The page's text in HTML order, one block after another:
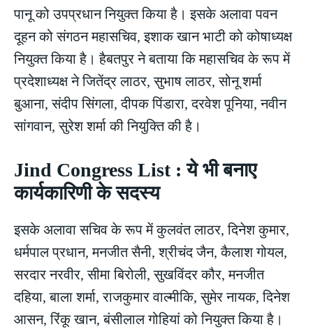
पानू को उपप्रधान नियुक्त किया है। इसके अलावा पवन
दूहन को संगठन महासचिव, इशाक खान भाटी को कोषाध्यक्ष
नियुक्त किया है। हैबतपुर ने बताया कि महासचिव के रूप में
प्रदेशाध्यक्ष ने जितेंद्र लाठर, सुभाष लाठर, सोनू शर्मा
बुआना, संदीप सिंगला, दीपक पिंडारा, दरवेश पूनिया, नवीन
सांगवान, सुरेश शर्मा की नियुक्ति की है।
Jind Congress List : ये भी बनाए
कार्यकारिणी के सदस्य
इसके अलावा सचिव के रूप में कुलवंत लाठर, दिनेश कुमार,
धर्मपाल प्रधान, मनजीत सैनी, श्रीचंद जैन, कैलाश गोयल,
सरदार नरवीर, सीमा बिरोली, सुखविंदर कौर, मनजीत
दहिया, बाला शर्मा, राजकुमार वाल्मीकि, सुमेर नायक, दिनेश
आसन, रिंकू खान, बंसीलाल गोहियां को नियुक्त किया है।